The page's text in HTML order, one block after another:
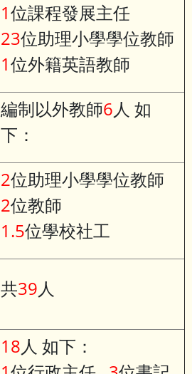
1位課程發展主任
23位助理小學學位教師
1位外籍英語教師
編制以外教師6人 如
下：
2位助理小學學位教師
2位教師
1.5位學校社工
共39人
18人 如下：